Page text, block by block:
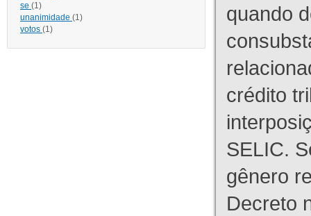
se (1)
unanimidade (1)
votos (1)
quando
crédito
SELIC.
gênero
Decreto